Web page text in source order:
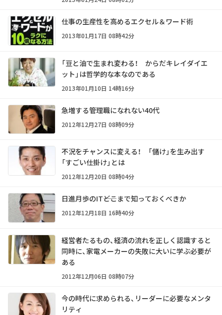
仕事の生産性を高めるエクセル＆ワード術
2013年01月17日 08時42分
「豆と油で生まれ変わる！ からだキレイダイエ
ット」は哲学的な本なのである
2013年01月10日 14時16分
急増する管理職になれない40代
2012年12月27日 08時09分
不況をチャンスに変える！ 「儲け」を生み出す
「すごい仕掛け」とは
2012年12月20日 08時04分
日進月歩のIT――どこまで知っておくべきか
2012年12月18日 16時40分
経営者たるもの、経済の流れを正しく認識すると
同時に、家電メーカーの失敗に大いに学ぶ必要が
ある
2012年12月06日 08時07分
今の時代に求められる、リーダーに必要なメンタ
リティ